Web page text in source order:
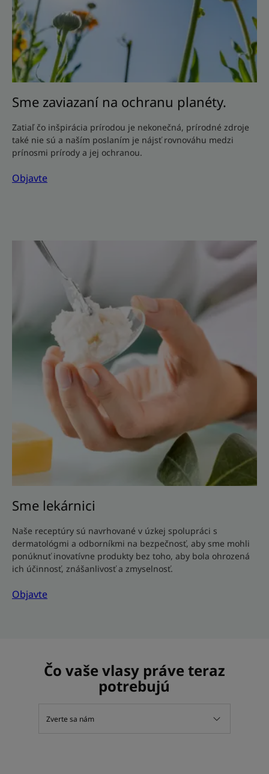
Sme zaviazaní na ochranu planéty.
Zatiaľ čo inšpirácia prírodou je nekonečná, prírodné zdroje
také nie sú a naším poslaním je nájsť rovnováhu medzi
prínosmi prírody a jej ochranou.
Objavte
Objavte
Sme lekárnici
Naše receptúry sú navrhované v úzkej spolupráci s
dermatológmi a odborníkmi na bezpečnosť, aby sme mohli
ponúknuť inovatívne produkty bez toho, aby bola ohrozená
ich účinnosť, znášanlivosť a zmyselnosť.
Objavte
Čo vaše vlasy práve teraz
potrebujú
Zverte sa nám